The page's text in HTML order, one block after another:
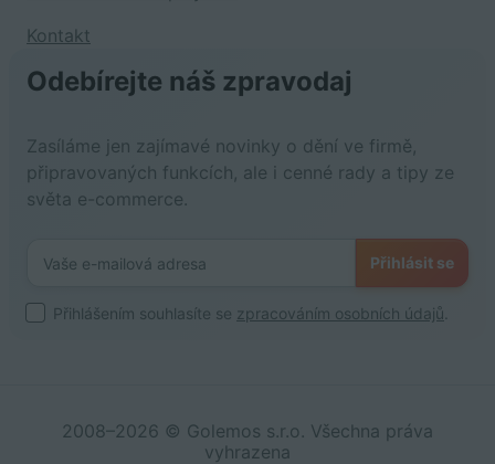
Kontakt
Odebírejte náš zpravodaj
Zasíláme jen zajímavé novinky o dění ve firmě,
připravovaných funkcích, ale i cenné rady a tipy ze
světa e-commerce.
Přihlásit se
Přihlášením souhlasíte se zpracováním osobních údajů
2008–2026 © Golemos s.r.o. Všechna práva
vyhrazena